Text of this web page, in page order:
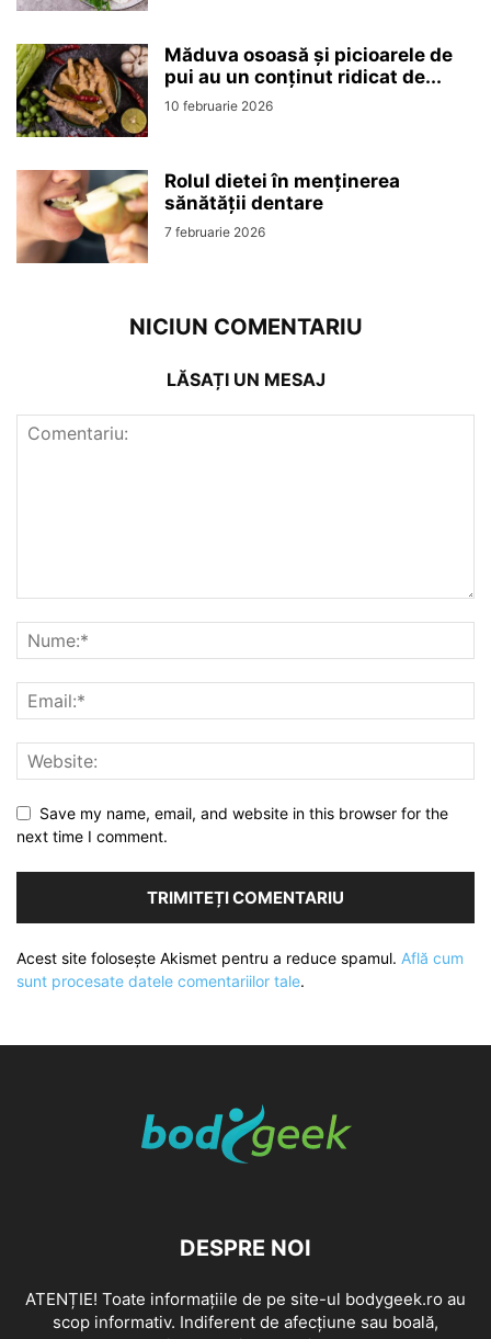
Măduva osoasă și picioarele de
pui au un conținut ridicat de...
10 februarie 2026
Rolul dietei în menținerea
sănătății dentare
7 februarie 2026
NICIUN COMENTARIU
LĂSAȚI UN MESAJ
Save my name, email, and website in this browser for the
next time I comment.
Acest site folosește Akismet pentru a reduce spamul. Află cum
sunt procesate datele comentariilor tale.
DESPRE NOI
ATENȚIE! Toate informațiile de pe site-ul bodygeek.ro au
scop informativ. Indiferent de afecțiune sau boală,